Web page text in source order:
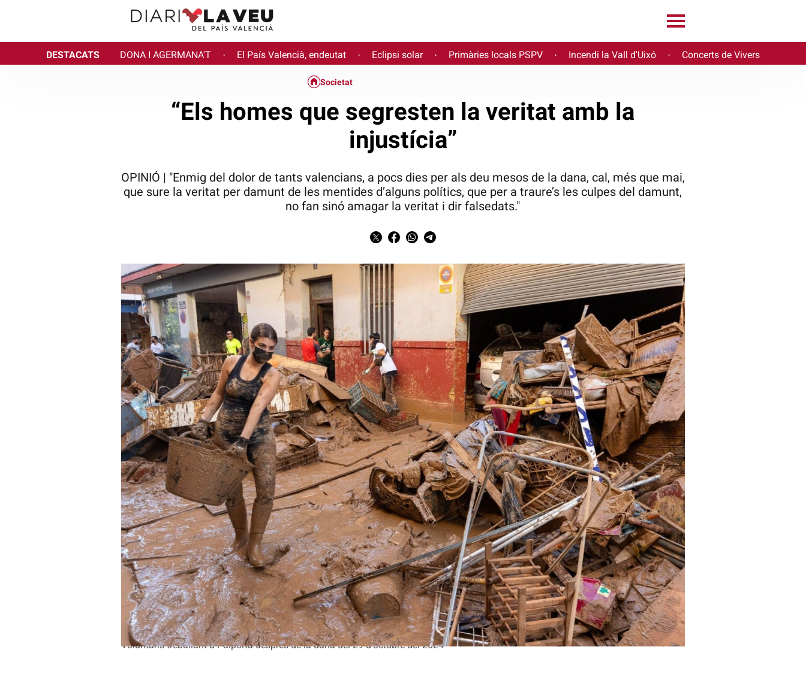
DESTACATS DONA I AGERMANA'T · El País Valencià, endeutat · Eclipsi solar · Primàries locals PSPV · Incendi la Vall d'Uixó · Concerts de Vivers
Voluntaris treballant a Paiporta després de la dana del 29 d'octubre del 2024
Societat
“Els homes que segresten la veritat amb la
injustícia”
OPINIÓ | "Enmig del dolor de tants valencians, a pocs dies per als deu mesos de la dana, cal, més que mai,
que sure la veritat per damunt de les mentides d’alguns polítics, que per a traure’s les culpes del damunt,
no fan sinó amagar la veritat i dir falsedats."